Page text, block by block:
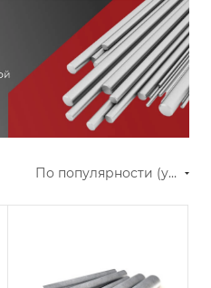
По популярности (убывание)